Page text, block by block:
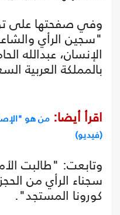
وفي صفحتها على
"سجين الرأي
الإنسان، عبدالله
بالمملكة العربية
اقرأ أيضا: من هو
(فيديو)
وتابعت: "طالبت
سجناء الرأي من
كورونا المستجد".